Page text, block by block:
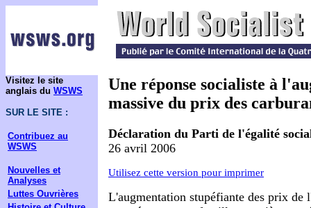
Visitez le site
anglais du WSWS
SUR LE SITE :
Contribuez au
WSWS
Nouvelles et
Analyses
Luttes Ouvrières
Une réponse socialiste à
massive du prix des
Déclaration du Parti de l'égalité
26 avril 2006
Utilisez cette version pour imprimer
L'augmentation stupéfiante des prix de